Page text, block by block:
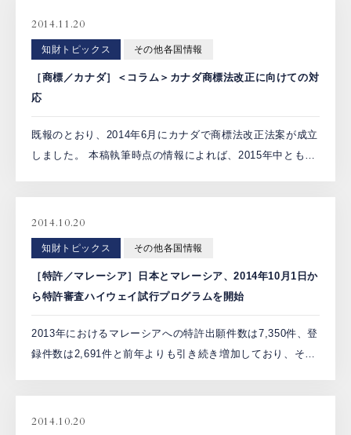
[…]
2014.11.20
知財トピックス その他各国情報
［商標／カナダ］＜コラム＞カナダ商標法改正に向けての対
応
既報のとおり、2014年6月にカナダで商標法改正法案が成立
しました。 本稿執筆時点の情報によれば、2015年中とも言
[…]
2014.10.20
知財トピックス その他各国情報
［特許／マレーシア］日本とマレーシア、2014年10月1日か
ら特許審査ハイウェイ試行プログラムを開始
2013年におけるマレーシアへの特許出願件数は7,350件、登
録件数は2,691件と前年よりも引き続き増加しており、その
2014.10.20